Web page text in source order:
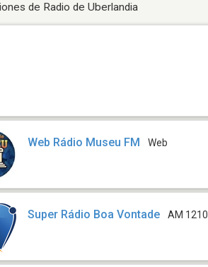
de Radio de Uberlandia
Web Rádio Museu FM Web
Super Rádio Boa Vontade AM 1210